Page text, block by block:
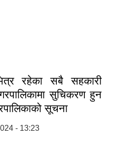
रहेका सबै सहकारी
सुचिकरण हुन
सूचना
- 13:23